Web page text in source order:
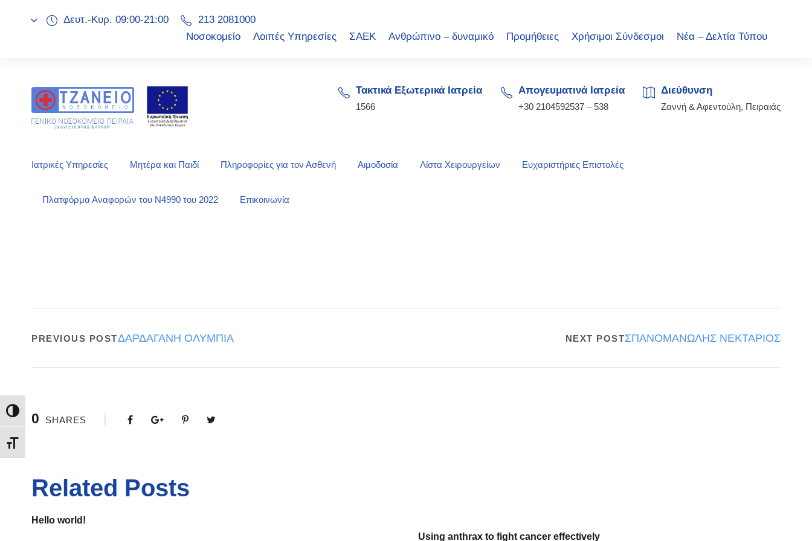
Εναλλαγή Υψηλής Αντίθεσης
Εναλλαγή Μεγέθους Γραμμάτων
Δευτ.-Κυρ. 09:00-21:00
213 2081000
Νοσοκομείο
Λοιπές Υπηρεσίες ΣΑΕΚ Ανθρώπινο – δυναμικό Προμήθειες Χρήσιμοι Σύνδεσμοι Νέα – Δελτία Τύπου
Τακτικά Εξωτερικά Ιατρεία
1566
Απογευματινά Ιατρεία
+30 2104592537 –538
Διεύθυνση
Ζαννή & Αφεντούλη, Πειραιάς
Ιατρικές Υπηρεσίες Μητέρα και Παιδί Πληροφορίες για τον Ασθενή Αιμοδοσία Λίστα Χειρουργείων Ευχαριστήριες Επιστολές
Πλατφόρμα Αναφορών του Ν4990 του 2022 Επικοινωνία
PREVIOUS POSTΔΑΡΔΑΓΑΝΗ ΟΛΥΜΠΙΑ NEXT POSTΣΠΑΝΟΜΑΝΩΛΗΣ ΝΕΚΤΑΡΙΟΣ
0 SHARES
Related Posts
Hello world!
Using anthrax to fight cancer effectively